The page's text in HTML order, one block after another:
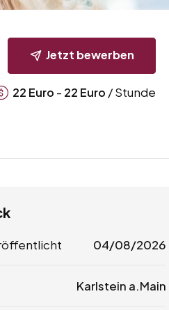
Jetzt bewerben
22 Euro - 22 Euro / Stunde
04/08/2026
Karlstein a.Main